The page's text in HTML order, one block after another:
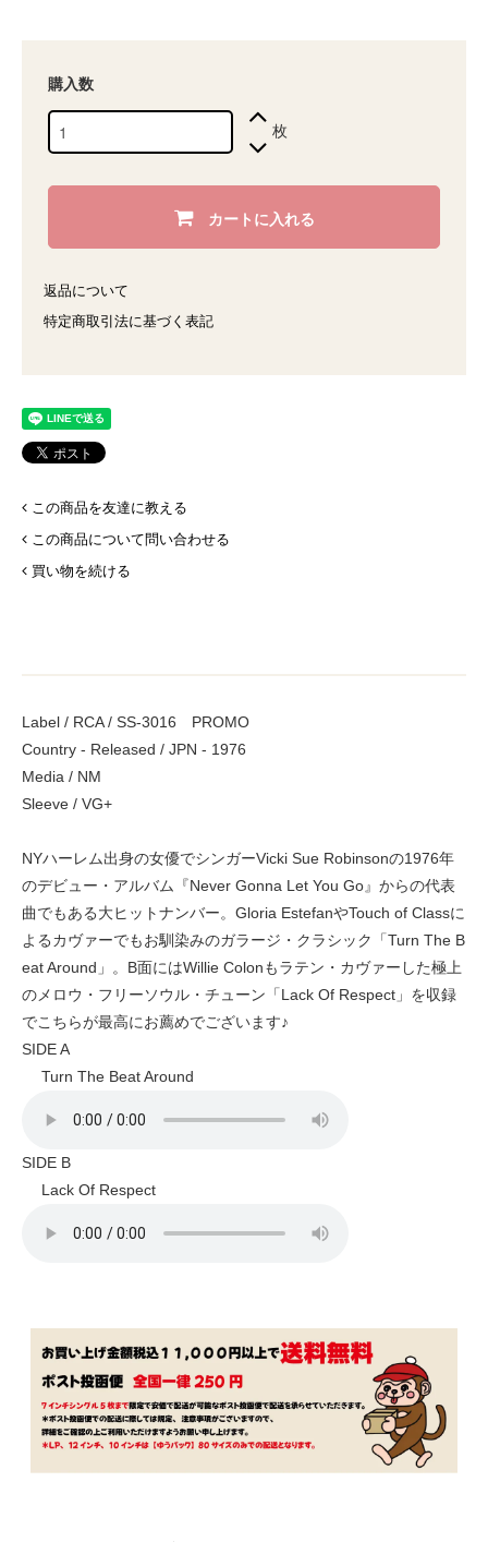
購入数
枚
カートに入れる
返品について
特定商取引法に基づく表記
この商品を友達に教える
この商品について問い合わせる
買い物を続ける
Label / RCA / SS-3016 PROMO
Country - Released / JPN - 1976
Media / NM
Sleeve / VG+
NYハーレム出身の女優でシンガーVicki Sue Robinsonの1976年
のデビュー・アルバム『Never Gonna Let You Go』からの代表
曲でもある大ヒットナンバー。Gloria EstefanやTouch of Classに
よるカヴァーでもお馴染みのガラージ・クラシック「Turn The B
eat Around」。B面にはWillie Colonもラテン・カヴァーした極上
のメロウ・フリーソウル・チューン「Lack Of Respect」を収録
でこちらが最高にお薦めでございます♪
SIDE A
Turn The Beat Around
SIDE B
Lack Of Respect